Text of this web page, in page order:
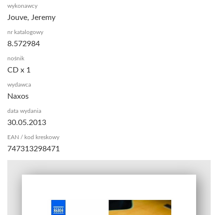
wykonawcy
Jouve, Jeremy
nr katalogowy
8.572984
nośnik
CD x 1
wydawca
Naxos
data wydania
30.05.2013
EAN / kod kreskowy
747313298471